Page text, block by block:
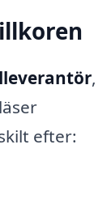
,
efter: